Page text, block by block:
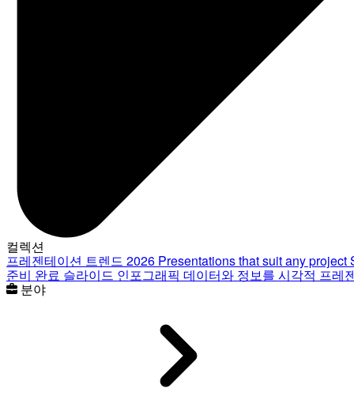
컬렉션
프레젠테이션 트렌드 2026 Presentations that suit any project
준비 완료 슬라이드 인포그래픽 데이터와 정보를 시각적 프레
분야